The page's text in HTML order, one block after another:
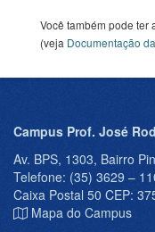
Você também pode ter
(veja Documentação
Campus Prof. José
Av. BPS, 1303, Bairro
Telefone: (35) 3629 –
Caixa Postal 50 CEP:
Mapa do Campus